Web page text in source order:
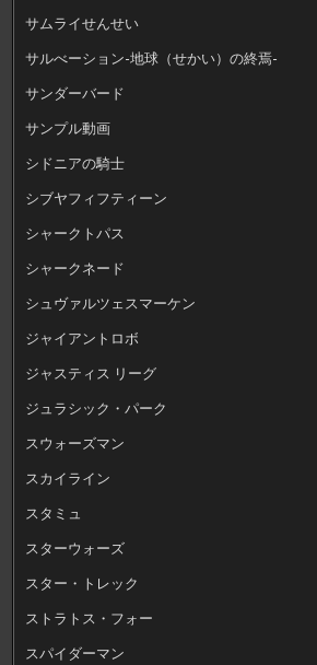
サムライせんせい
サルべーション-地球（せかい）の終焉-
サンダーバード
サンプル動画
シドニアの騎士
シブヤフィフティーン
シャークトパス
シャークネード
シュヴァルツェスマーケン
ジャイアントロボ
ジャスティス リーグ
ジュラシック・パーク
スウォーズマン
スカイライン
スタミュ
スターウォーズ
スター・トレック
ストラトス・フォー
スパイダーマン